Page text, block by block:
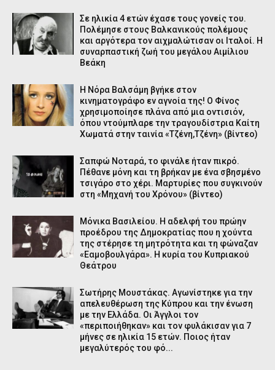
Σε ηλικία 4 ετών έχασε τους γονείς του.
Πολέμησε στους Βαλκανικούς πολέμους
και αργότερα τον αιχμαλώτισαν οι Ιταλοί. Η
συναρπαστική ζωή του μεγάλου Αιμίλιου
Βεάκη
Η Νόρα Βαλσάμη βγήκε στον
κινηματογράφο εν αγνοία της! Ο Φίνος
χρησιμοποίησε πλάνα από μια οντισιόν,
όπου ντούμπλαρε την τραγουδίστρια Καίτη
Χωματά στην ταινία «Τζένη,Τζένη» (βίντεο)
Σαπφώ Νοταρά, το φινάλε ήταν πικρό.
Πέθανε μόνη και τη βρήκαν με ένα σβησμένο
τσιγάρο στο χέρι. Μαρτυρίες που συγκινούν
στη «Μηχανή του Χρόνου» (βίντεο)
Μόνικα Βασιλείου. Η αδελφή του πρώην
προέδρου της Δημοκρατίας που η χούντα
της στέρησε τη μητρότητα και τη φώναζαν
«Εαμοβουλγάρα». Η κυρία του Κυπριακού
Θεάτρου
Σωτήρης Μουστάκας. Αγωνίστηκε για την
απελευθέρωση της Κύπρου και την ένωση
με την Ελλάδα. Οι Άγγλοι τον
«περιποιήθηκαν» και τον φυλάκισαν για 7
μήνες σε ηλικία 15 ετών. Ποιος ήταν
μεγαλύτερός του φό...